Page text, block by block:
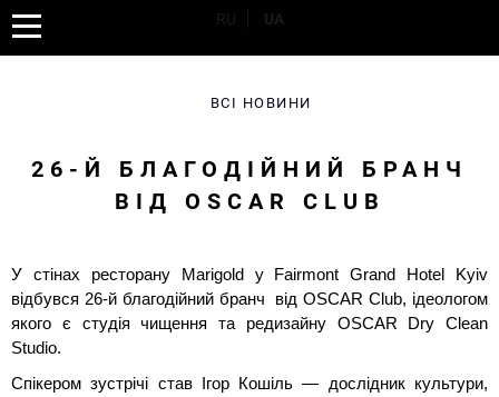
RU UA
ВСІ НОВИНИ
26-Й БЛАГОДІЙНИЙ БРАНЧ
ВІД OSCAR CLUB
У стінах ресторану Marigold у Fairmont Grand Hotel Kyiv
відбувся 26-й благодійний бранч від OSCAR Club, ідеологом
якого є студія чищення та редизайну OSCAR Dry Clean
Studio.
Спікером зустрічі став Ігор Кошіль — дослідник культури,